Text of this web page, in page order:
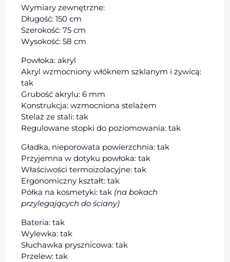
Wymiary zewnętrzne:
Długość: 150 cm
Szerokość: 75 cm
Wysokość: 58 cm
Powłoka: akryl
Akryl wzmocniony włóknem szklanym i żywicą:
tak
Grubość akrylu: 6 mm
Konstrukcja: wzmocniona stelażem
Stelaż ze stali: tak
Regulowane stopki do poziomowania: tak
Gładka, nieporowata powierzchnia: tak
Przyjemna w dotyku powłoka: tak
Właściwości termoizolacyjne: tak
Ergonomiczny kształt: tak
Półka na kosmetyki: tak (na bokach
przylegających do ściany)
Bateria: tak
Wylewka: tak
Słuchawka prysznicowa: tak
Przelew: tak